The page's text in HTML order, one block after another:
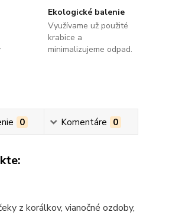
Ekologické balenie
Využívame už použité
krabice a
minimalizujeme odpad.
0 Komentáre 0
z korálkov, vianočné ozdoby,